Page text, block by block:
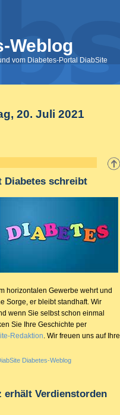
Weblog
vom Diabetes-Portal DiabSite
20. Juli 2021
Diabetes schreibt
horizontalen Gewerbe wehrt und
Sorge, er bleibt standhaft. Wir
wenn Sie selbst schon einmal
Sie Ihre Geschichte per
Redaktion. Wir freuen uns auf Ihre
Diabetes-Weblog
erhält Verdienstorden